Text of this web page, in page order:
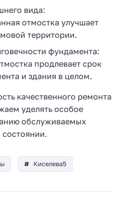
вида:
отмостка улучшает
территории.
фундамента:
продлевает срок
и здания в целом.
качественного ремонта
уделять особое
обслуживаемых
Киселева5